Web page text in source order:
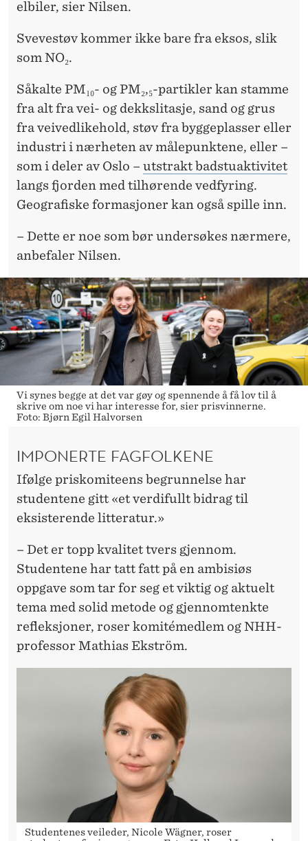
elbiler, sier Nilsen.
Svevestøv kommer ikke bare fra eksos, slik
som NO₂.
Såkalte PM₁₀- og PM₂,₅-partikler kan stamme
fra alt fra vei- og dekkslitasje, sand og grus
fra veivedlikehold, støv fra byggeplasser eller
industri i nærheten av målepunktene, eller –
som i deler av Oslo – utstrakt badstuaktivitet
langs fjorden med tilhørende vedfyring.
Geografiske formasjoner kan også spille inn.
– Dette er noe som bør undersøkes nærmere,
anbefaler Nilsen.
Vi synes begge at det var gøy og spennende å få lov til å
skrive om noe vi har interesse for, sier prisvinnerne.
Foto: Bjørn Egil Halvorsen
IMPONERTE FAGFOLKENE
Ifølge priskomiteens begrunnelse har
studentene gitt «et verdifullt bidrag til
eksisterende litteratur.»
– Det er topp kvalitet tvers gjennom.
Studentene har tatt fatt på en ambisiøs
oppgave som tar for seg et viktig og aktuelt
tema med solid metode og gjennomtenkte
refleksjoner, roser komitémedlem og NHH-
professor Mathias Ekström.
Studentenes veileder, Nicole Wägner, roser